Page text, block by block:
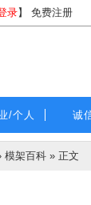
录】 免费注册
/个人 诚
模架百科 » 正文